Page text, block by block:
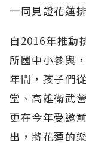
一同見證花蓮
自2016年推動
所國中小參與
年間，孩子們
堂、高雄衛武
更在今年受邀
出，將花蓮的